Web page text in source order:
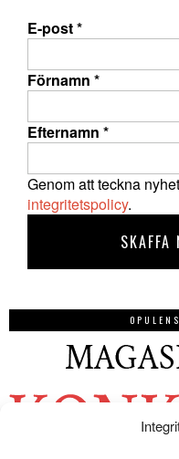
E-post*
Förnamn *
Efternamn *
Genom att teckna
integritetspolicy.